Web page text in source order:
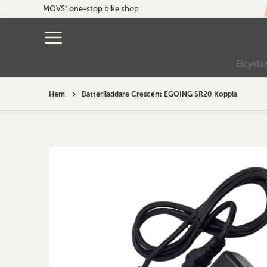
MOVS® one-stop bike shop
Elcyklar
Hem Batteriladdare Crescent EGOING SR20 Koppla